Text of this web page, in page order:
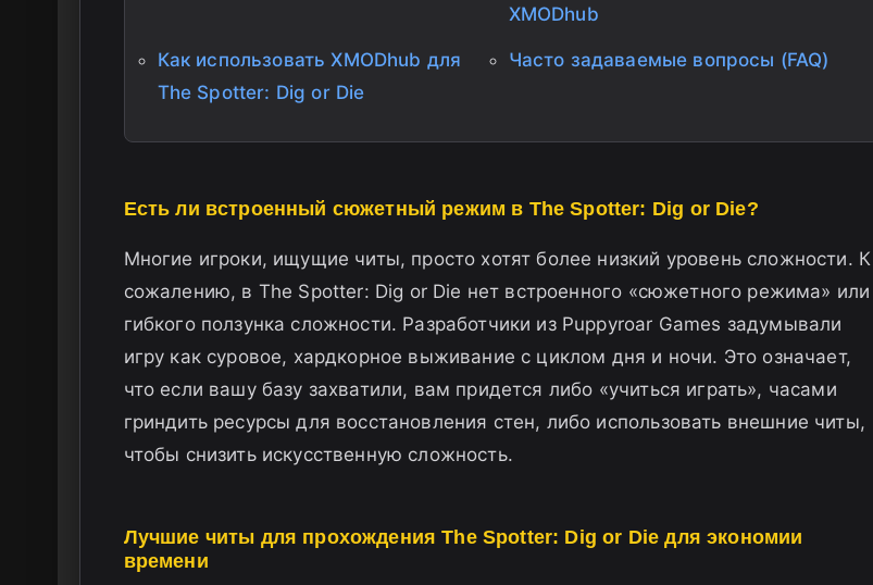
XMODhub
Как использовать XMODhub для
The Spotter: Dig or Die
Часто задаваемые вопросы (FAQ)
Есть ли встроенный сюжетный режим в The Spotter: Dig or Die?
Многие игроки, ищущие читы, просто хотят более низкий уровень сложности. К
сожалению, в The Spotter: Dig or Die нет встроенного «сюжетного режима» или
гибкого ползунка сложности. Разработчики из Puppyroar Games задумывали
игру как суровое, хардкорное выживание с циклом дня и ночи. Это означает,
что если вашу базу захватили, вам придется либо «учиться играть», часами
гриндить ресурсы для восстановления стен, либо использовать внешние читы,
чтобы снизить искусственную сложность.
Лучшие читы для прохождения The Spotter: Dig or Die для экономии
времени